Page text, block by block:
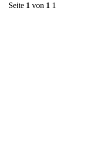
Seite 1 von 1 1